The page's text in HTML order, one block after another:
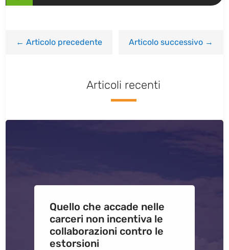
←Articolo precedente Articolo successivo→
Articoli recenti
Quello che accade nelle
carceri non incentiva le
collaborazioni contro le
estorsioni